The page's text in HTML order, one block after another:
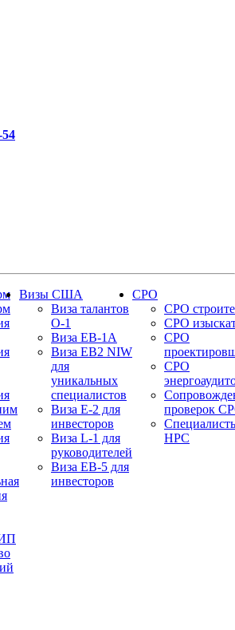
54
Визы США
Виза талантов
О-1
Виза EB-1A
Виза EB2 NIW
для
уникальных
специалистов
Виза E-2 для
инвесторов
Виза L-1 для
руководителей
Виза EB-5 для
инвесторов
СРО
СРО
СРО
СРО
СРО
проверок
НРС